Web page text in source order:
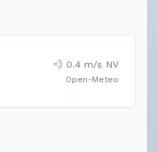
💨 0.4 m/s NV
Open-Meteo